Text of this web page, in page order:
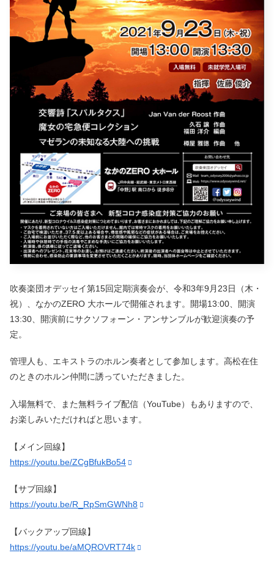
吹奏楽団オデッセイ第15回定期演奏会が、令和3年9月23日（木・
祝）、なかのZERO 大ホールで開催されます。開場13:00、開演
13:30、開演前にサクソフォーン・アンサンブルが歓迎演奏の予
定。
管理人も、エキストラのホルン奏者として参加します。高松在住
のときのホルン仲間に誘っていただきました。
入場無料で、また無料ライブ配信（YouTube）もありますので、
お楽しみいただければと思います。
【メイン回線】
https://youtu.be/ZCgBfukBo54
【サブ回線】
https://youtu.be/R_RpSmGWNh8
【バックアップ回線】
https://youtu.be/aMQROVRT74k